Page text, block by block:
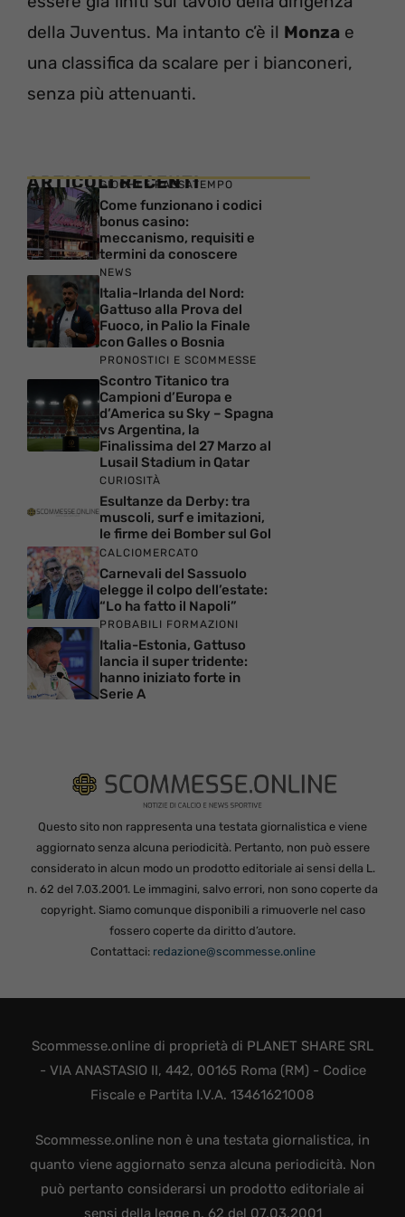
della Juventus. Ma intanto c’è il Monza e
una classifica da scalare per i bianconeri,
senza più attenuanti.
ARTICOLI RECENTI
GIOCHI E PASSATEMPO
Come funzionano i codici
bonus casino:
meccanismo, requisiti e
termini da conoscere
NEWS
Italia-Irlanda del Nord:
Gattuso alla Prova del
Fuoco, in Palio la Finale
con Galles o Bosnia
PRONOSTICI E SCOMMESSE
Scontro Titanico tra
Campioni d’Europa e
d’America su Sky – Spagna
vs Argentina, la
Finalissima del 27 Marzo al
Lusail Stadium in Qatar
CURIOSITÀ
Esultanze da Derby: tra
muscoli, surf e imitazioni,
le firme dei Bomber sul Gol
CALCIOMERCATO
Carnevali del Sassuolo
elegge il colpo dell’estate:
“Lo ha fatto il Napoli”
PROBABILI FORMAZIONI
Italia-Estonia, Gattuso
lancia il super tridente:
hanno iniziato forte in
Serie A
Questo sito non rappresenta una testata giornalistica e viene
aggiornato senza alcuna periodicità. Pertanto, non può essere
considerato in alcun modo un prodotto editoriale ai sensi della L.
n. 62 del 7.03.2001. Le immagini, salvo errori, non sono coperte da
copyright. Siamo comunque disponibili a rimuoverle nel caso
fossero coperte da diritto d’autore.
Contattaci: redazione@scommesse.online
Scommesse.online di proprietà di PLANET SHARE SRL
- VIA ANASTASIO II, 442, 00165 Roma (RM) - Codice
Fiscale e Partita I.V.A. 13461621008
Scommesse.online non è una testata giornalistica, in
quanto viene aggiornato senza alcuna periodicità. Non
può pertanto considerarsi un prodotto editoriale ai
sensi della legge n. 62 del 07.03.2001